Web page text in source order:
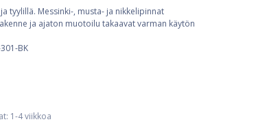
tyylillä. Messinki-, musta- ja nikkelipinnat
ja ajaton muotoilu takaavat varman käytön
BK
1-4 viikkoa